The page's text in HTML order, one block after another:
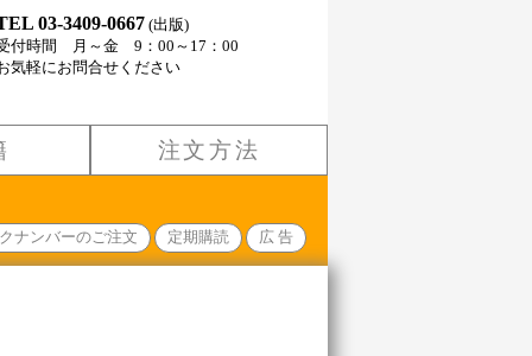
03-3409-0667(出版)
付時間 月～金 9：00～17：00
気軽にお問合せください
注文方法
ナンバーのご注文 定期購読 広 告